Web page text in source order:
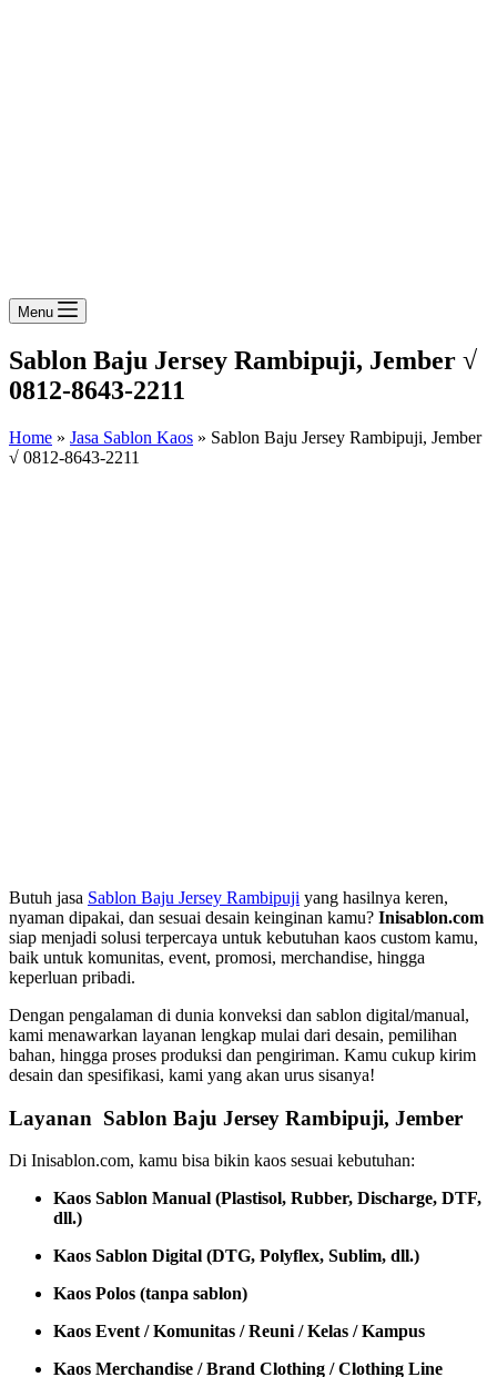
Menu
Sablon Baju Jersey Rambipuji, Jember √
0812-8643-2211
Home » Jasa Sablon Kaos » Sablon Baju Jersey Rambipuji, Jember
√ 0812-8643-2211
Butuh jasa Sablon Baju Jersey Rambipuji yang hasilnya keren,
nyaman dipakai, dan sesuai desain keinginan kamu? Inisablon.com
siap menjadi solusi terpercaya untuk kebutuhan kaos custom kamu,
baik untuk komunitas, event, promosi, merchandise, hingga
keperluan pribadi.
Dengan pengalaman di dunia konveksi dan sablon digital/manual,
kami menawarkan layanan lengkap mulai dari desain, pemilihan
bahan, hingga proses produksi dan pengiriman. Kamu cukup kirim
desain dan spesifikasi, kami yang akan urus sisanya!
Layanan Sablon Baju Jersey Rambipuji, Jember
Di Inisablon.com, kamu bisa bikin kaos sesuai kebutuhan:
Kaos Sablon Manual (Plastisol, Rubber, Discharge, DTF,
dll.)
Kaos Sablon Digital (DTG, Polyflex, Sublim, dll.)
Kaos Polos (tanpa sablon)
Kaos Event / Komunitas / Reuni / Kelas / Kampus
Kaos Merchandise / Brand Clothing / Clothing Line